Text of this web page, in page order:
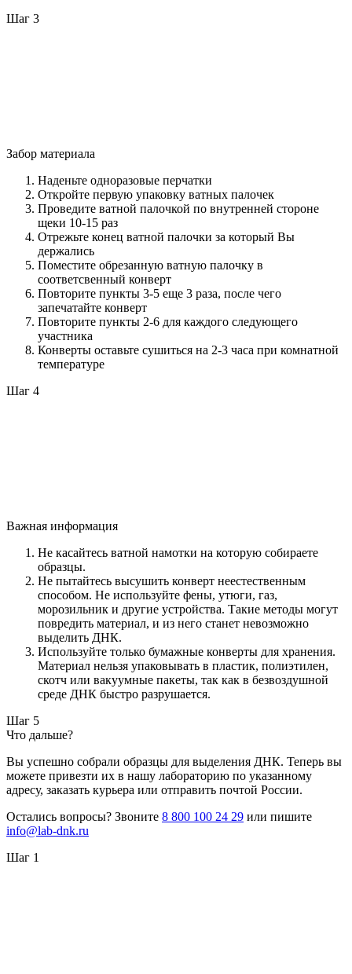
Шаг 3
Забор материала
Наденьте одноразовые перчатки
Откройте первую упаковку ватных палочек
Проведите ватной палочкой по внутренней стороне
щеки 10-15 раз
Отрежьте конец ватной палочки за который Вы
держались
Поместите обрезанную ватную палочку в
соответсвенный конверт
Повторите пункты 3-5 еще 3 раза, после чего
запечатайте конверт
Повторите пункты 2-6 для каждого следующего
участника
Конверты оставьте сушиться на 2-3 часа при комнатной
температуре
Шаг 4
Важная информация
Не касайтесь ватной намотки на которую собираете
образцы.
Не пытайтесь высушить конверт неестественным
способом. Не используйте фены, утюги, газ,
морозильник и другие устройства. Такие методы могут
повредить материал, и из него станет невозможно
выделить ДНК.
Используйте только бумажные конверты для хранения.
Материал нельзя упаковывать в пластик, полиэтилен,
скотч или вакуумные пакеты, так как в безвоздушной
среде ДНК быстро разрушается.
Шаг 5
Что дальше?
Вы успешно собрали образцы для выделения ДНК. Теперь вы
можете привезти их в нашу лабораторию по указанному
адресу, заказать курьера или отправить почтой России.
Остались вопросы? Звоните 8 800 100 24 29 или пишите
info@lab-dnk.ru
Шаг 1